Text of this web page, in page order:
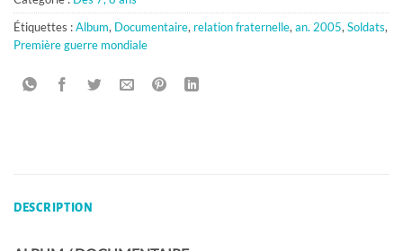
Étiquettes :Album, Documentaire, relation fraternelle,an. 2005,Soldats,
Première guerre mondiale
DESCRIPTION